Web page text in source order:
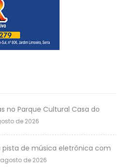
no Parque Cultural Casa do
de 2026
pista de música eletrônica com
de 2026